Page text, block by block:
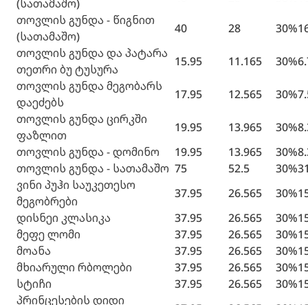
(სათამაშო)
თოვლის გუნდა - წიგნით
(სათამაშო)
40 28 30%
თოვლის გუნდა და პატარა
თეთრი ბუ ტუსურა
15.95 11.165 30%
თოვლის გუნდა მეგობარს
დაეძებს
17.95 12.565 30%
თოვლის გუნდა ცირკში
ფაზლით
19.95 13.965 30%
თოვლის გუნდა - დომინო
19.95 13.965 30%
თოვლის გუნდა - სათამაშო 75 52.5 30%
ვინი პუჰი საუკეთესო
მეგობრები
37.95 26.565 30%
დისნეი კლასიკა
37.95 26.565 30%
მეფე ლომი
37.95 26.565 30%
მოანა
37.95 26.565 30%
მხიარული რბოლები
37.95 26.565 30%
სტიჩი
37.95 26.565 30%
პრინცესების დიდი